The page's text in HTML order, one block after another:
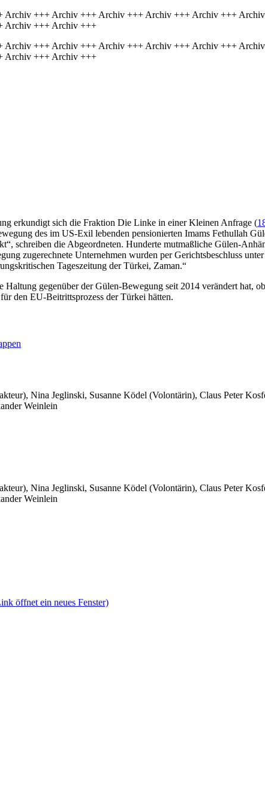
+++ Archiv +++ Archiv +++ Archiv +++ Archiv +++
Archiv +++ Archiv +++
+++ Archiv +++ Archiv +++ Archiv +++ Archiv +++
Archiv +++ Archiv +++
erkundigt sich die Fraktion Die Linke in einer Kleinen Anfrage (
des im US-Exil lebenden pensionierten Imams Fethullah
schreiben die Abgeordneten. Hunderte mutmaßliche Gülen-
zugerechnete Unternehmen wurden per Gerichtsbeschluss
Tageszeitung der Türkei, Zaman.“
gegenüber der Gülen-Bewegung seit 2014 verändert hat,
den EU-Beitrittsprozess der Türkei hätten.
Nina Jeglinski, Susanne Ködel (Volontärin), Claus Peter
Weinlein
Nina Jeglinski, Susanne Ködel (Volontärin), Claus Peter
Weinlein
öffnet ein neues Fenster)